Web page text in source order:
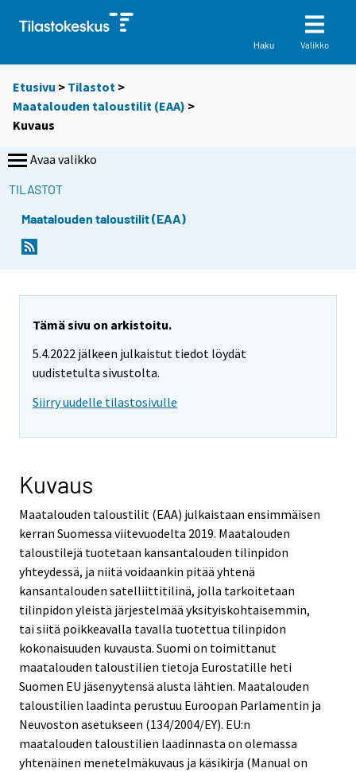
Haku Valikko
Etusivu > Tilastot >
Maatalouden taloustilit (EAA) >
Kuvaus
Avaa valikko
TILASTOT
Maatalouden taloustilit (EAA)
Tämä sivu on arkistoitu.
5.4.2022 jälkeen julkaistut tiedot löydät
uudistetulta sivustolta.
Siirry uudelle tilastosivulle
Kuvaus
Maatalouden taloustilit (EAA) julkaistaan ensimmäisen
kerran Suomessa viitevuodelta 2019. Maatalouden
taloustilejä tuotetaan kansantalouden tilinpidon
yhteydessä, ja niitä voidaankin pitää yhtenä
kansantalouden satelliittitilinä, jolla tarkoitetaan
tilinpidon yleistä järjestelmää yksityiskohtaisemmin,
tai siitä poikkeavalla tavalla tuotettua tilinpidon
kokonaisuuden kuvausta. Suomi on toimittanut
maatalouden taloustilien tietoja Eurostatille heti
Suomen EU jäsenyytensä alusta lähtien. Maatalouden
taloustilien laadinta perustuu Euroopan Parlamentin ja
Neuvoston asetukseen (134/2004/EY). EU:n
maatalouden taloustilien laadinnasta on olemassa
yhtenäinen menetelmäkuvaus ja käsikirja (Manual on